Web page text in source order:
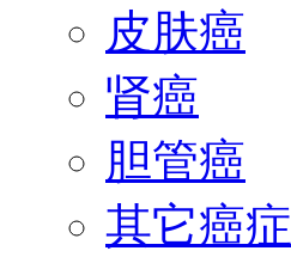
皮肤癌
肾癌
胆管癌
其它癌症